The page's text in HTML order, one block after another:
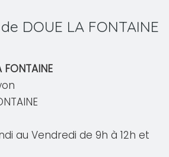
DOUE LA FONTAINE
au Vendredi de 9h à 12h et